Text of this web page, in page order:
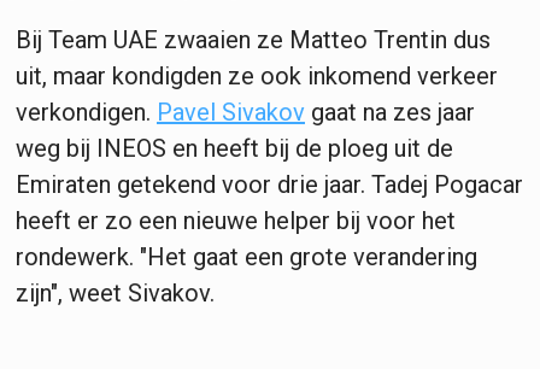
Bij Team UAE zwaaien ze Matteo Trentin dus
uit, maar kondigden ze ook inkomend verkeer
verkondigen. Pavel Sivakov gaat na zes jaar
weg bij INEOS en heeft bij de ploeg uit de
Emiraten getekend voor drie jaar. Tadej Pogacar
heeft er zo een nieuwe helper bij voor het
rondewerk. "Het gaat een grote verandering
zijn", weet Sivakov.